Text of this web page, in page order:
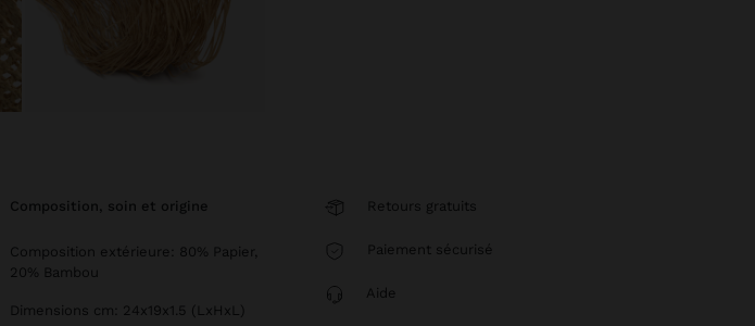
composition, soin et origine
Composition extérieure: 80% Papier,
20% Bambou
Dimensions cm: 24x19x1.5 (LxHxL)
Retours gratuits
Paiement sécurisé
Aide